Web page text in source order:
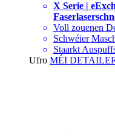
X Serie |
Voll zouenen
Schwéier
Staarkt
Ufro MÉI